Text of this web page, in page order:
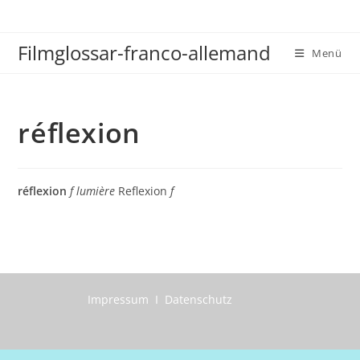
springen
Filmglossar-franco-allemand Menü
réflexion
réflexion f lumière Reflexionf
Impressum I Datenschutz